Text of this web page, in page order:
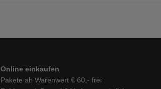
Online einkaufen
Pakete ab Warenwert € 60,- frei